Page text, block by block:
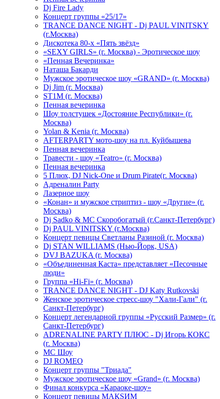
Dj Fire Lady
Концерт группы «25/17»
TRANCE DANCE NIGHT - Dj PAUL VINITSKY
(г.Москва)
Дискотека 80-х «Пять звёзд»
«SEXY GIRLS» (г. Москва) - Эротическое шоу
«Пенная Вечеринка»
Hаташа Бакарди
Мужское эротическое шоу «GRAND» (г. Москва)
Dj Jim (г. Москва)
ST1M (г. Москва)
Пенная вечеринка
Шоу толстушек «Достояние Республики» (г.
Москва)
Yolan & Kenia (г. Москва)
AFTERPARTY мото-шоу на пл. Куйбышева
Пенная вечеринка
Травести - шоу «Teatro» (г. Москва)
Пенная вечеринка
5 Плюх, DJ Nick-One и Drum Pirate(г. Москва)
Адреналин Party
Лазерное шоу
«Конан» и мужское стриптиз - шоу «Другие» (г.
Москва)
Dj Sadko & МС Скоробогатый (г.Санкт-Петербург)
Dj PAUL VINITSKY (г.Москва)
Концерт певицы Светланы Разиной (г. Москва)
Dj STAN WILLIAMS (Нью-Йорк, USA)
DVJ BAZUKA (г. Москва)
«Объединенная Каста» представляет «Песочные
люди»
Группа «Hi-Fi» (г. Москва)
TRANCE DANCE NIGHT - DJ Katy Rutkovski
Женское эротическое стресс-шоу "Хали-Гали" (г.
Санкт-Петербург)
Концерт легендарной группы «Русский Размер» (г.
Санкт-Петербург)
ADRENALINE PARTY ПЛЮС - Dj Игорь КОКС
(г. Москва)
MC Шоу
DJ ROMEO
Концерт группы "Триада"
Мужское эротическое шоу «Grand» (г. Москва)
Финал конкурса «Караоке-шоу»
Концерт певицы МАКSИМ